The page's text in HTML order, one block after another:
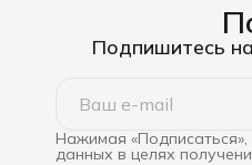
Подпишитесь
Нажимая
данных в целях